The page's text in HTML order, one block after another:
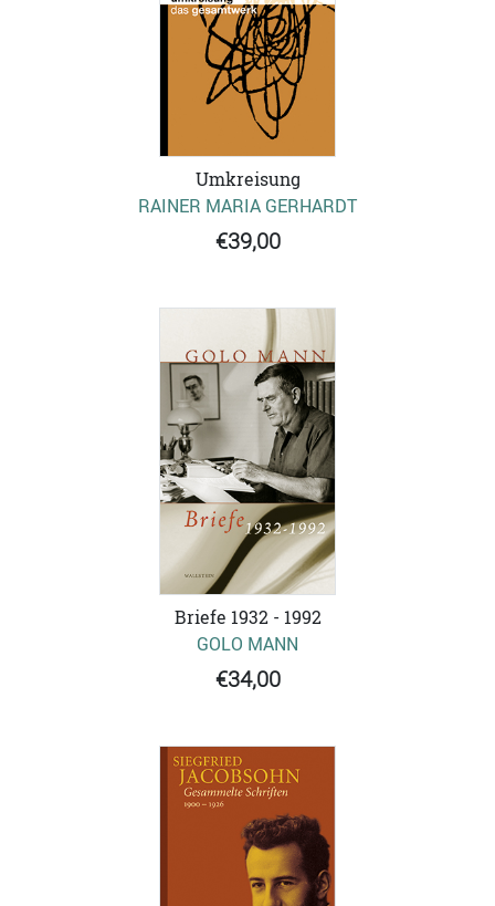
Umkreisung
RAINER MARIA GERHARDT
€39,00
Briefe 1932 - 1992
GOLO MANN
€34,00